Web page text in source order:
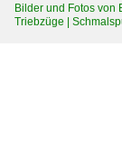
Bilder und Fotos von
Triebzüge |